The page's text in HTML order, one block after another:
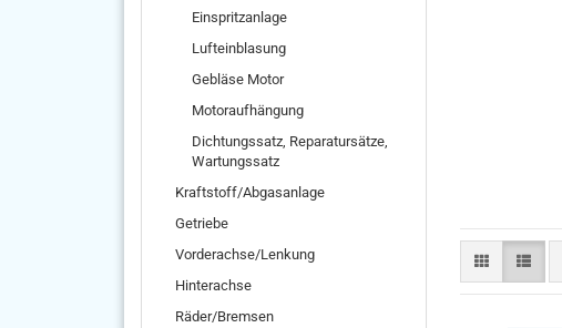
Einspritzanlage
Lufteinblasung
Gebläse Motor
Motoraufhängung
Dichtungssatz, Reparatursätze,
Wartungssatz
Kraftstoff/Abgasanlage
Getriebe
Vorderachse/Lenkung
Hinterachse
Räder/Bremsen